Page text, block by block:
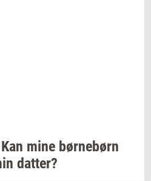
Kan mine bør­ne­børn
dat­ter?